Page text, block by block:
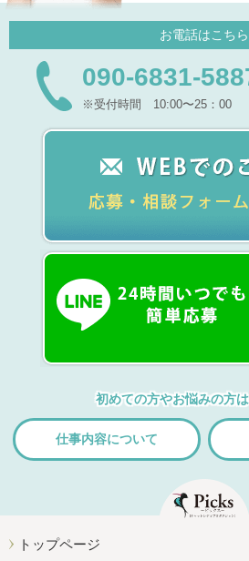
お電話はこちら
090-6831-
※受付時間 10:00〜25：00
初めての方やお悩みの方
仕事内容について
トップページ